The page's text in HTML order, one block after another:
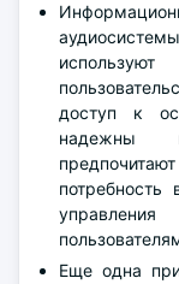
доступ к
надежны
Еще одна